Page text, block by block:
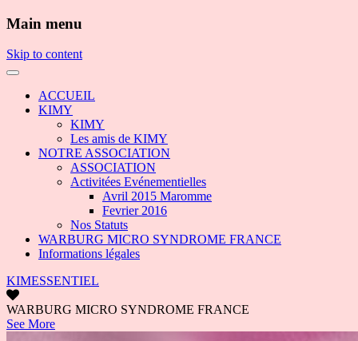
Main menu
Skip to content
ACCUEIL
KIMY
KIMY
Les amis de KIMY
NOTRE ASSOCIATION
ASSOCIATION
Activitées Evénementielles
Avril 2015 Maromme
Fevrier 2016
Nos Statuts
WARBURG MICRO SYNDROME FRANCE
Informations légales
KIMESSENTIEL
WARBURG MICRO SYNDROME FRANCE
See More